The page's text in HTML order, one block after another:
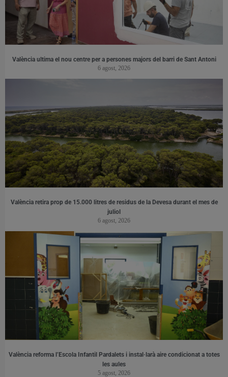
València ultima el nou centre per a persones majors del barri de Sant Antoni
6 agost, 2026
València retira prop de 15.000 litres de residus de la Devesa durant el mes de
juliol
6 agost, 2026
València reforma l’Escola Infantil Pardalets i instal·larà aire condicionat a totes
les aules
5 agost, 2026